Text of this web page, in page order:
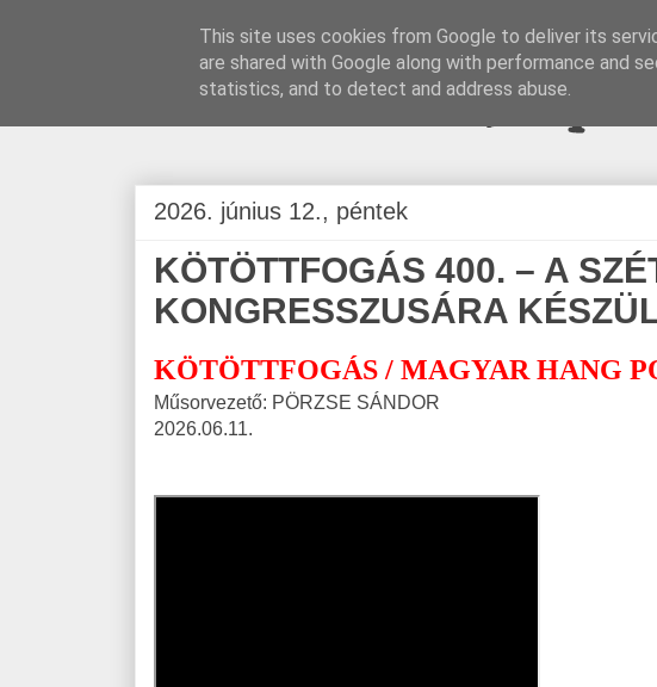
BLOGÁSZAT, napi
2026. június 12., péntek
KÖTÖTTFOGÁS 400. – A
KONGRESSZUSÁRA
KÖTÖTTFOGÁS / MAGYAR HANG
Műsorvezető: PÖRZSE SÁNDOR
2026.06.11.
This site uses cookies from Google to deliver its
are shared with Google along with performance and
statistics, and to detect and address abuse.